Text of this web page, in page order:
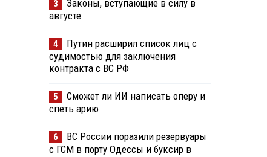
3
Законы, вступающие в силу в
августе
4
Путин расширил список лиц с
судимостью для заключения
контракта с ВС РФ
5
Сможет ли ИИ написать оперу и
спеть арию
6
ВС России поразили резервуары
с ГСМ в порту Одессы и буксир в